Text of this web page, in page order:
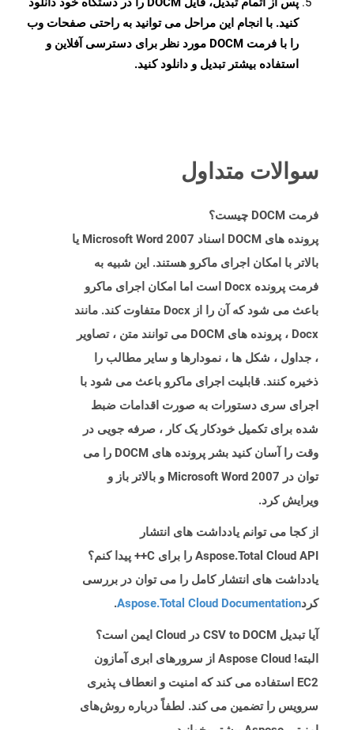
کنید. با انجام این مراحل می توانید به راحتی صفحات وب
را با فرمت DOCM مورد نظر برای دسترسی آفلاین و
استفاده بیشتر تبدیل و دانلود کنید.
سوالات متداول
فرمت DOCM چیست؟
پرونده های DOCM اسناد Microsoft Word 2007 یا
بالاتر با امکان اجرای ماکرو هستند. این شبیه به
فرمت پرونده Docx است اما امکان اجرای ماکرو
باعث می شود که آن را از Docx متفاوت کند. مانند
Docx ، پرونده های DOCM می توانند متن ، تصاویر
، جداول ، شکل ها ، نمودارها و سایر مطالب را
ذخیره کنند. قابلیت اجرای ماکرو باعث می شود با
اجرای سری دستورات به صورت اقدامات ضبط
شده برای تکمیل خودکار یک کار ، صرفه جویی در
وقت را آسان کنید بشر پرونده های DOCM را می
توان در Microsoft Word 2007 و بالاتر باز و
ویرایش کرد.
از کجا می توانم یادداشت های انتشار
Aspose.Total Cloud API را برای C++ پیدا کنم؟
یادداشت های انتشار کامل را می توان در بررسی
کردAspose.Total Cloud Documentation
.
آیا تبدیل CSV to DOCM در Cloud ایمن است؟
البته! Aspose Cloud از سرورهای ابری آمازون
EC2 استفاده می کند که امنیت و انعطاف پذیری
سرویس را تضمین می کند. لطفاً درباره روش‌های